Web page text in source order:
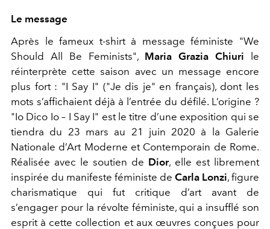
Le message
Après le fameux t-shirt à message féministe "We
Should All Be Feminists", Maria Grazia Chiuri le
réinterprète cette saison avec un message encore
plus fort : "I Say I" ("Je dis je" en français), dont les
mots s’affichaient déjà à l’entrée du défilé. L’origine ?
"Io Dico Io – I Say I" est le titre d’une exposition qui se
tiendra du 23 mars au 21 juin 2020 à la Galerie
Nationale d’Art Moderne et Contemporain de Rome.
Réalisée avec le soutien de Dior, elle est librement
inspirée du manifeste féministe de Carla Lonzi, figure
charismatique qui fut critique d’art avant de
s’engager pour la révolte féministe, qui a insufflé son
esprit à cette collection et aux œuvres conçues pour